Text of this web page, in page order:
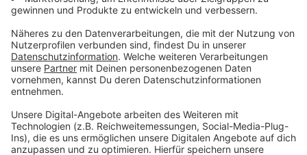
Landesgericht
Es ist der Ort, wo durch einen Schuldspruch die
Anklagten offiziell zum Mörder oder Mörderin
werden; der Ort, wo die Staatsanwaltschaft, die
Verteidigung, Opfer und Täter:innen
aufeinandertreffen – In den Landesgerichten in
Oberösterreich werden die Urteile gesprochen, die
Leben verändern. Doch wie und wer stellt sicher,
dass in Landesgerichten nur über Verbrechen